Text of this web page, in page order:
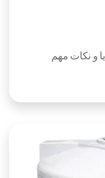
و نکات مهم